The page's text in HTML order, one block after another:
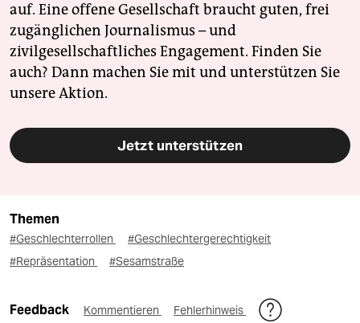
auf. Eine offene Gesellschaft braucht guten, frei
zugänglichen Journalismus – und
zivilgesellschaftliches Engagement. Finden Sie
auch? Dann machen Sie mit und unterstützen Sie
unsere Aktion.
Jetzt unterstützen
Themen
#Geschlechterrollen
#Geschlechtergerechtigkeit
#Repräsentation
#Sesamstraße
Feedback Kommentieren Fehlerhinweis